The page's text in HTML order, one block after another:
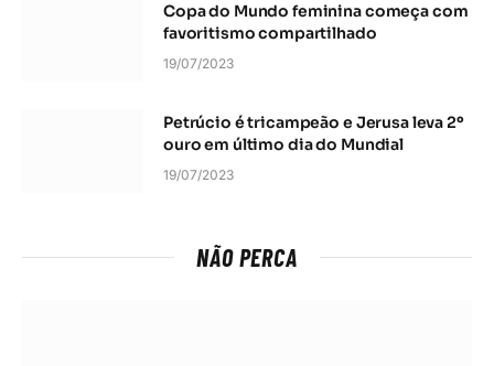
Copa do Mundo feminina começa com
favoritismo compartilhado
19/07/2023
Petrúcio é tricampeão e Jerusa leva 2º
ouro em último dia do Mundial
19/07/2023
NÃO PERCA